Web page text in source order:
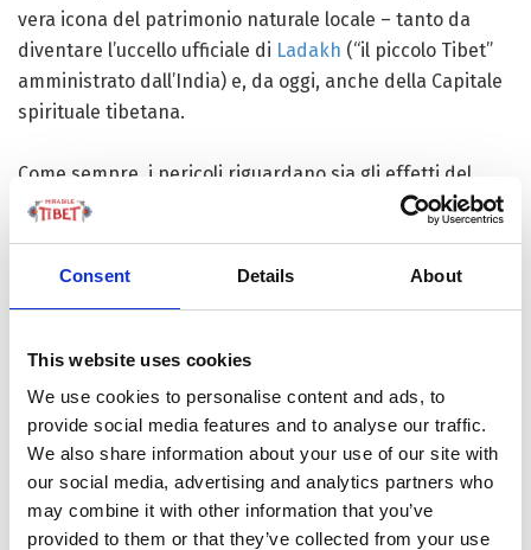
Consent Details About
This website uses cookies
We use cookies to personalise content and ads, to
provide social media features and to analyse our traffic.
We also share information about your use of our site with
our social media, advertising and analytics partners who
may combine it with other information that you’ve
provided to them or that they’ve collected from your use
vera icona del patrimonio naturale locale – tanto da
diventare l’uccello ufficiale di Ladakh (“il piccolo Tibet”
amministrato dall’India) e, da oggi, anche della Capitale
spirituale tibetana.
Come sempre, i pericoli riguardano sia gli effetti del
cambiamento climatico, sia le attività umane. Parliamo
umide nelle quali la Gru dal collo nero usa riprodursi, ma
habitat. Senza dimenticare gli incidenti prevedibili,
come il contatto con la corrente elettrica, che
sull’altopiano vengono invece evitati grazie a delle
soluzioni davvero mirabili.